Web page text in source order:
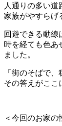
人通りの多い道
家族がやすらげ
回遊できる動線
時を経ても色あ
ました。
「街のそばで
その答えがここ
＜今回のお家の